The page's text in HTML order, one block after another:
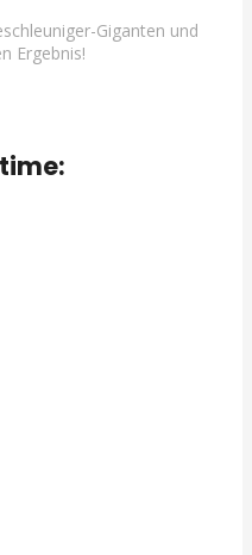
Giganten und
Ergebnis!